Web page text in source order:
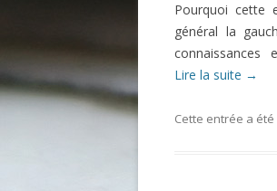
Pourquoi cette
général la
Lire la suite →
Cette entrée a